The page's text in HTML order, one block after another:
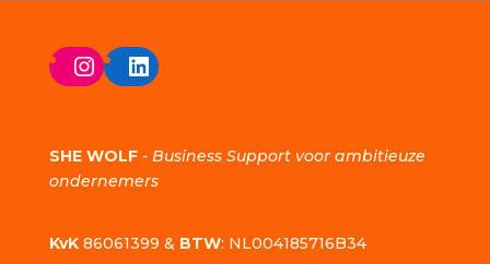
Instagram
LinkedIn
SHE WOLF- Business Support voor ambitieuze
ondernemers
KvK86061399 & BTW: NL004185716B34